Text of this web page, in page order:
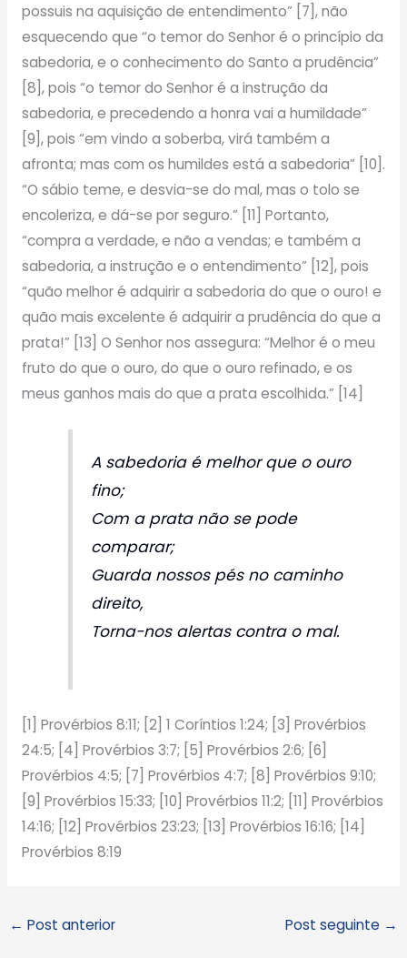
possuis na aquisição de entendimento” [7], não
esquecendo que “o temor do Senhor é o princípio da
sabedoria, e o conhecimento do Santo a prudência”
[8], pois “o temor do Senhor é a instrução da
sabedoria, e precedendo a honra vai a humildade”
[9], pois “em vindo a soberba, virá também a
afronta; mas com os humildes está a sabedoria” [10].
“O sábio teme, e desvia-se do mal, mas o tolo se
encoleriza, e dá-se por seguro.” [11] Portanto,
“compra a verdade, e não a vendas; e também a
sabedoria, a instrução e o entendimento” [12], pois
“quão melhor é adquirir a sabedoria do que o ouro! e
quão mais excelente é adquirir a prudência do que a
prata!” [13] O Senhor nos assegura: “Melhor é o meu
fruto do que o ouro, do que o ouro refinado, e os
meus ganhos mais do que a prata escolhida.” [14]
A sabedoria é melhor que o ouro
fino;
Com a prata não se pode
comparar;
Guarda nossos pés no caminho
direito,
Torna-nos alertas contra o mal.
[1] Provérbios 8:11; [2] 1 Coríntios 1:24; [3] Provérbios
24:5; [4] Provérbios 3:7; [5] Provérbios 2:6; [6]
Provérbios 4:5; [7] Provérbios 4:7; [8] Provérbios 9:10;
[9] Provérbios 15:33; [10] Provérbios 11:2; [11] Provérbios
14:16; [12] Provérbios 23:23; [13] Provérbios 16:16; [14]
Provérbios 8:19
← Post anterior Post seguinte →